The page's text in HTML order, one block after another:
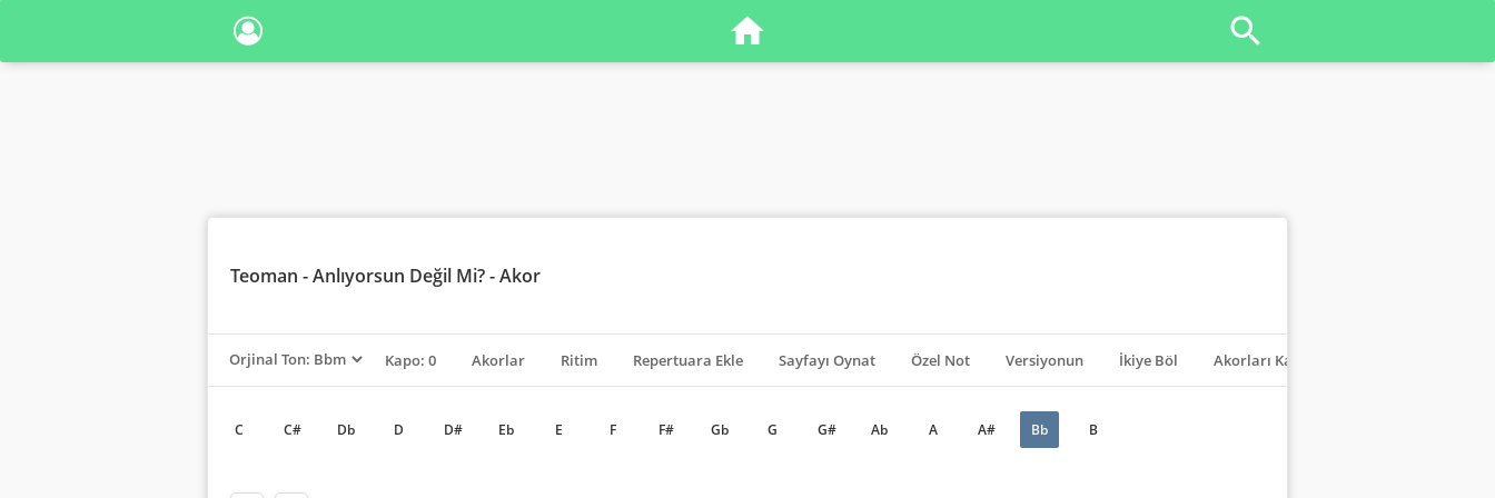
Teoman - Anlıyorsun Değil Mi? - Akor
Kapo: 0 Akorlar Ritim Repertuara Ekle Sayfayı Oynat Özel Not Versiyonun İkiye Böl Akorları Kapat
C C# Db D D# Eb E F F# Gb G G# Ab A A# Bb B